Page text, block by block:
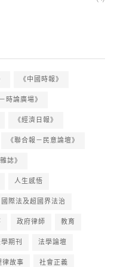
《中國時報》
時論廣場》
《經濟日報》
《聯合報－民意論壇》
誌》
人生感悟
國際法及超國界法治
政府律師 教育
期刊 法學論壇
律故事 社會正義